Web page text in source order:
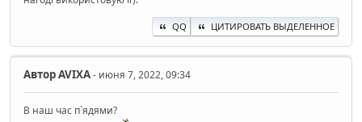
QQ ЦИТИРОВАТЬ ВЫДЕЛЕННОЕ
АвторAVIXA- июня 7, 2022, 09:34
В наш час п`ядями?